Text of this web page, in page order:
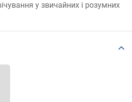
у звичайних і розумних